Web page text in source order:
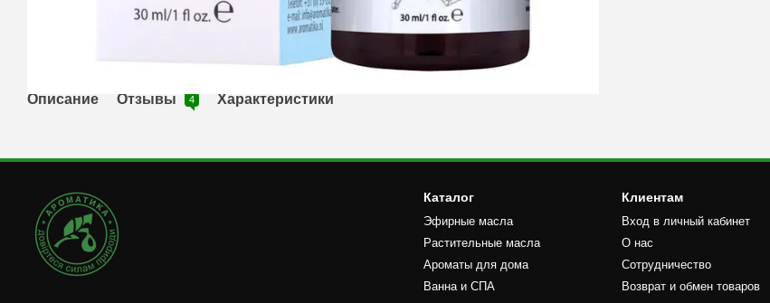
Описание Отзывы 4 Характеристики
Каталог
Эфирные масла
Растительные масла
Ароматы для дома
Ванна и СПА
Клиентам
Вход в личный кабинет
О нас
Сотрудничество
Возврат и обмен товаров